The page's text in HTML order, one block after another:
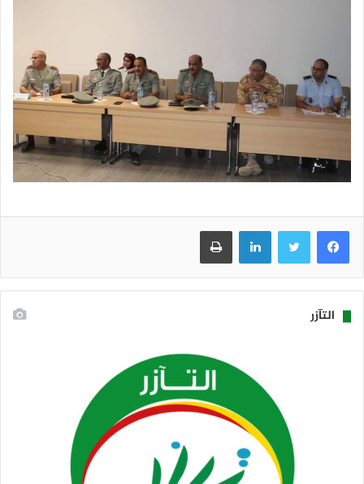
فيسبوك تويتر لينكدإن طباعة
التآزر